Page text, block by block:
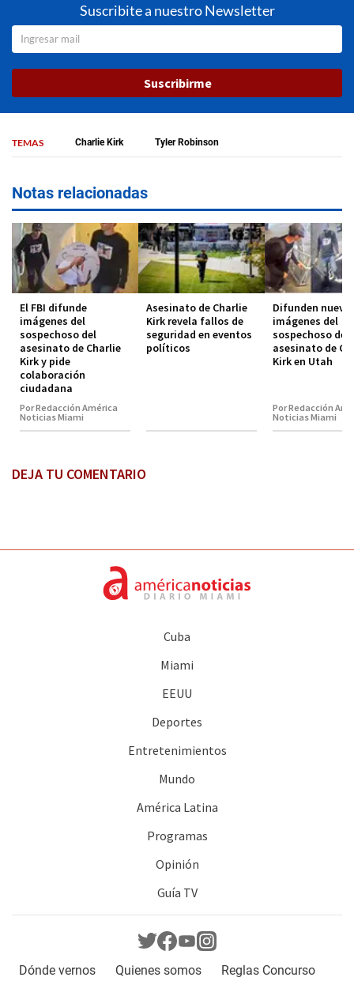
Suscribite a nuestro Newsletter
Suscribirme
TEMAS Charlie Kirk Tyler Robinson
Notas relacionadas
El FBI difunde
imágenes del
sospechoso del
asesinato de Charlie
Kirk y pide
colaboración
ciudadana
Por Redacción América
Noticias Miami
Asesinato de Charlie
Kirk revela fallos de
seguridad en eventos
políticos
Difunden
imágenes del
sospechoso del
asesinato de
Kirk en Utah
Por Redacción
Noticias Miami
DEJA TU COMENTARIO
Cuba
Miami
EEUU
Deportes
Entretenimientos
Mundo
América Latina
Programas
Opinión
Guía TV
Dónde vernos Quienes somos Reglas Concurso